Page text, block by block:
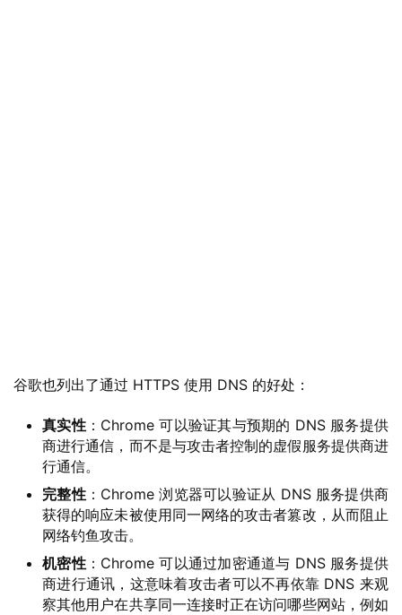
界
W
W
谷歌也列出了通过 HTTPS 使用 DNS 的好处：
真实性：Chrome 可以验证其与预期的 DNS 服务提供
商进行通信，而不是与攻击者控制的虚假服务提供商进
行通信。
完整性：Chrome 浏览器可以验证从 DNS 服务提供商
获得的响应未被使用同一网络的攻击者篡改，从而阻止
网络钓鱼攻击。
机密性：Chrome 可以通过加密通道与 DNS 服务提供
商进行通讯，这意味着攻击者可以不再依靠 DNS 来观
察其他用户在共享同一连接时正在访问哪些网站，例如